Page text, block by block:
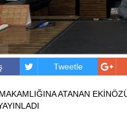
Tweetle
ATANAN